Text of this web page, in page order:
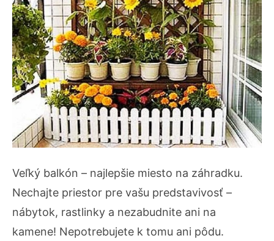
Veľký balkón – najlepšie miesto na záhradku.
Nechajte priestor pre vašu predstavivosť –
nábytok, rastlinky a nezabudnite ani na
kamene! Nepotrebujete k tomu ani pôdu.